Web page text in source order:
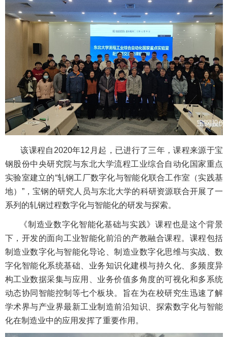
该课程自2020年12月起，已进行了三年，课程来源于宝
钢股份中央研究院与东北大学流程工业综合自动化国家重点
实验室建立的“轧钢工厂数字化与智能化联合工作室（实践基
地）”，宝钢的研究人员与东北大学的科研资源联合开展了一
系列的轧钢过程数字化与智能化的研发与探索。
《制造业数字化智能化基础与实践》课程也是这个背景
下，开发的面向工业智能化前沿的产教融合课程。课程包括
制造业数字化与智能化导论、制造业数字化思维与实战、数
字化智能化系统基础、业务知识化建模与持久化、多频度异
构工业数据采集与应用、业务价值多角度的可视化和多系统
动态协同智能控制等七个板块。旨在为在校研究生迅速了解
学术界与产业界最新工业制造前沿知识、探索数字化与智能
化在制造业中的应用发挥了重要作用。